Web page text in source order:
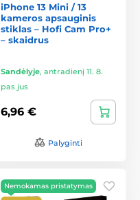
iPhone 13 Mini / 13
kameros apsauginis
stiklas – Hofi Cam Pro+
– skaidrus
Sandėlyje, antradienį 11. 8.
pas jus
6,96 €
Palyginti
Nemokamas pristatymas